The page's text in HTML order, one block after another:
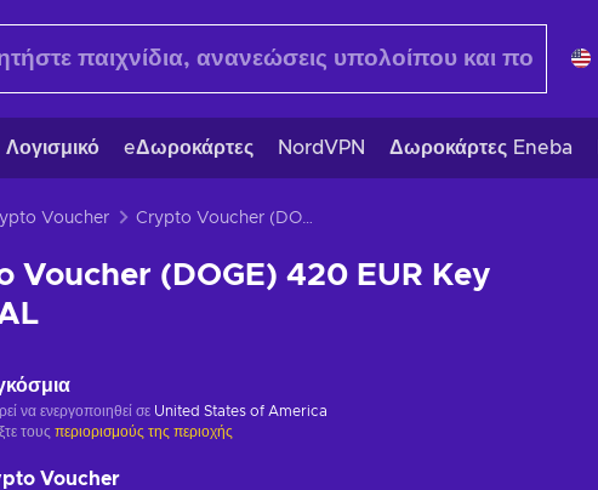
Λογισμικό eΔωροκάρτες NordVPN Δωροκάρτες Eneba
Voucher Crypto Voucher (DOGE) 420 EUR Key GLOBAL
Voucher (DOGE) 420 EUR Key
να ενεργοποιηθεί σε United States of America
τους περιορισμούς της περιοχής
Voucher